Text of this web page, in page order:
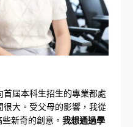
屆本科生招生的專業都處
大。受父母的影響，我從
新奇的創意。 我想通過學